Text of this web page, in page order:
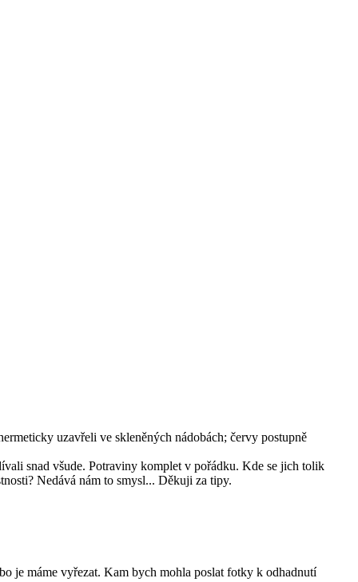
uzavřeli ve skleněných nádobách; červy postupně
snad všude. Potraviny komplet v pořádku. Kde se jich tolik
Nedává nám to smysl... Děkuji za tipy.
je máme vyřezat. Kam bych mohla poslat fotky k odhadnutí